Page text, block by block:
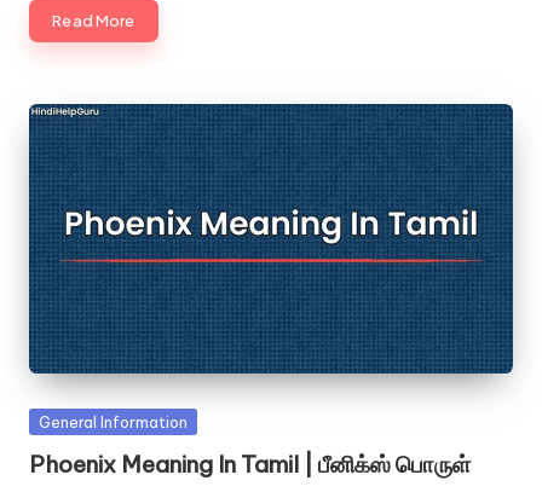
Read More
Posted
General Information
Phoenix Meaning In Tamil | பீனிக்ஸ் பொருள்